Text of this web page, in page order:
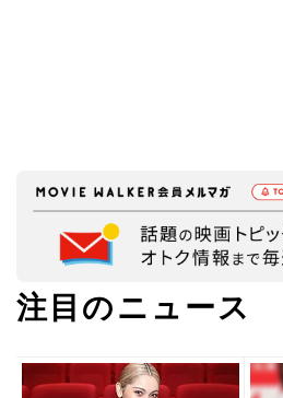
注目のニュース